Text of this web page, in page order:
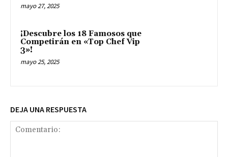
mayo 27, 2025
¡Descubre los 18 Famosos que
Competirán en «Top Chef Vip
3»!
mayo 25, 2025
DEJA UNA RESPUESTA